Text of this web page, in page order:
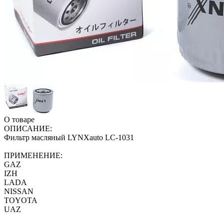
О товаре
ОПИСАНИЕ:
Фильтр масляный LYNXauto LC-1031
ПРИМЕНЕНИЕ:
GAZ
IZH
LADA
NISSAN
TOYOTA
UAZ